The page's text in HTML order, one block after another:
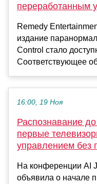
переработанным
Remedy
издание
Control стало
Соответствующее
16:00, 19 Ноя
Распознавание
первые
управлением без
На конференции AI
объявила о начале